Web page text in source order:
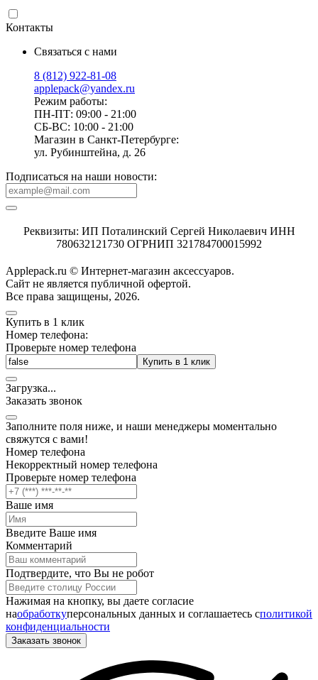
Контакты
Связаться с нами
8 (812) 922-81-08
applepack@yandex.ru
Режим работы:
ПН-ПТ: 09:00 - 21:00
СБ-ВС: 10:00 - 21:00
Магазин в Санкт-Петербурге:
ул. Рубинштейна, д. 26
Подписаться на наши новости:
Реквизиты: ИП Поталинский Сергей Николаевич ИНН
780632121730 ОГРНИП 321784700015992
Applepack.ru © Интернет-магазин аксессуаров.
Cайт не является публичной офертой.
Все права защищены, 2026.
Купить в 1 клик
Номер телефона:
Проверьте номер телефона
Купить в 1 клик
Загрузка...
Заказать звонок
Заполните поля ниже, и наши менеджеры моментально
свяжутся с вами!
Номер телефона
Некорректный номер телефона
Проверьте номер телефона
Ваше имя
Введите Ваше имя
Комментарий
Подтвердите, что Вы не робот
Нажимая на кнопку, вы даете согласие
наобработкуперсональных данных и соглашаетесь cполитикой
конфиденциальности
Заказать звонок